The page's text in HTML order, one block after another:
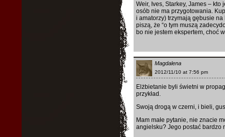
Weir, Ives, Starkey, James –
osób nie ma przygotowania.
i amatorzy) trzymają gębusie na
piszą, że “o tym muszą
bo nie jestem ekspertem, choć
Magdalena
2012/11/10 at 7:56 pm
Elżbietanie byli świetni w
przykład.
Swoją drogą w czerni, i bieli,
Mam małe pytanie, nie znacie
angielsku? Jego postać bardzo